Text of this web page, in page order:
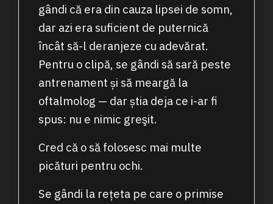
gândi că era din cauza lipsei de somn,
dar azi era suficient de puternică
încât să-l deranjeze cu adevărat.
Pentru o clipă, se gândi să sară peste
antrenament și să meargă la
oftalmolog — dar știa deja ce i-ar fi
spus: nu e nimic greşit.
Cred că o să folosesc mai multe
picături pentru ochi.
Se gândi la rețeta pe care o primise